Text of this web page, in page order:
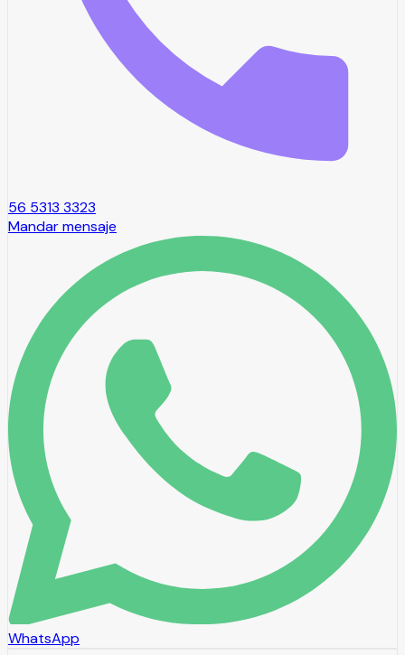
56 5313 3323
Mandar mensaje
WhatsApp